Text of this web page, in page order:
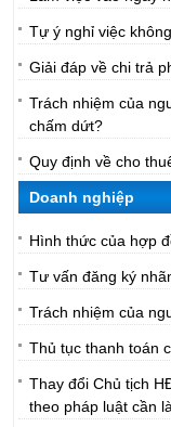
Tự ý nghỉ việc
Giải đáp về chi trả
Trách nhiệm của
chấm dứt?
Quy định về cho
Doanh nghiệp
Hình thức của hợp
Tư vấn đăng ký
Trách nhiệm của
Thủ tục thanh toán
Thay đổi Chủ tịch
theo pháp luật cần